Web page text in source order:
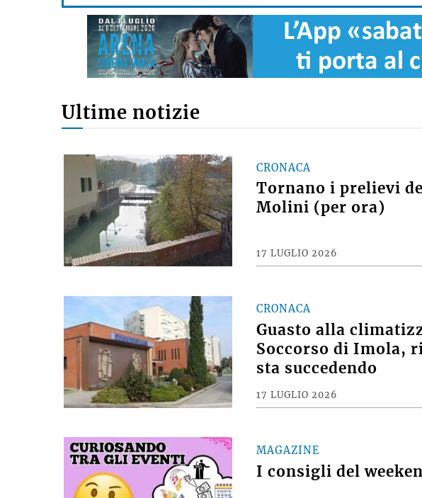
Ultime notizie
CRONACA
Tornano i prelievi
Molini (per ora)
17 LUGLIO 2026
CRONACA
Guasto alla
Soccorso di Imola,
sta succedendo
17 LUGLIO 2026
MAGAZINE
I consigli del